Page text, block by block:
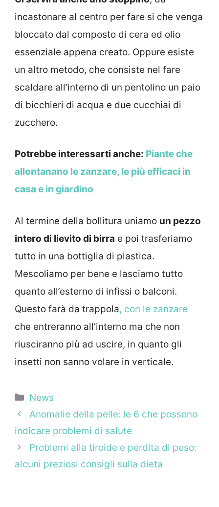
incastonare al centro per fare si che venga
bloccato dal composto di cera ed olio
essenziale appena creato. Oppure esiste
un altro metodo, che consiste nel fare
scaldare all’interno di un pentolino un paio
di bicchieri di acqua e due cucchiai di
zucchero.
Potrebbe interessarti anche: Piante che
allontanano le zanzare, le più efficaci in
casa e in giardino
Al termine della bollitura uniamo un pezzo
intero di lievito di birra e poi trasferiamo
tutto in una bottiglia di plastica.
Mescoliamo per bene e lasciamo tutto
quanto all’esterno di infissi o balconi.
Questo farà da trappola, con le zanzare
che entreranno all’interno ma che non
riusciranno più ad uscire, in quanto gli
insetti non sanno volare in verticale.
Categorie
News
Anomalie della pelle: le 6 che possono
indicare problemi di salute
Problemi alla tiroide e perdita di peso:
alcuni preziosi consigli sulla dieta